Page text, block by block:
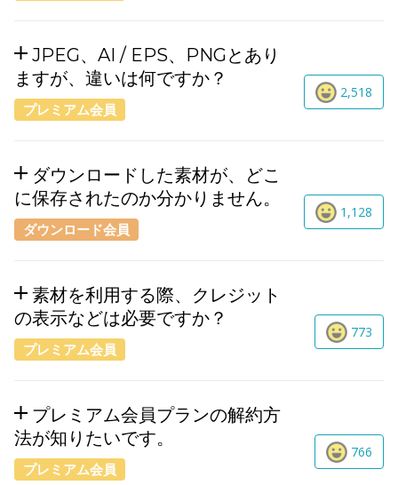
JPEG、AI / EPS、PNGとあり
ますが、違いは何ですか？
プレミアム会員
2,518
ダウンロードした素材が、どこ
に保存されたのか分かりません。
ダウンロード会員
1,128
素材を利用する際、クレジット
の表示などは必要ですか？
プレミアム会員
773
プレミアム会員プランの解約方
法が知りたいです。
プレミアム会員
766